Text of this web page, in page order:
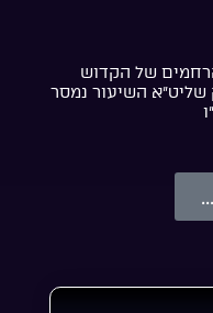
של הקדוש
שליט”א השיעור נמסר